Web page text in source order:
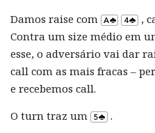
Damos raise com
,
Contra um size médio em
esse, o adversário vai dar
call com as mais fracas –
e recebemos call.
O turn traz um
.